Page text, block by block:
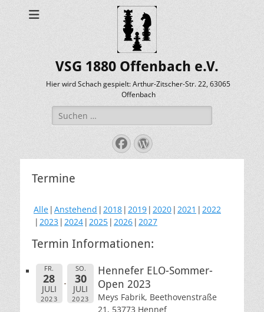
VSG 1880 Offenbach e.V.
Hier wird Schach gespielt: Arthur-Zitscher-Str. 22, 63065
Offenbach
Suche
nach:
Facebook
WordPress
Termine
Alle Anstehend 2018 2019 2020 2021
2022
2023 2024 2025 2026 2027
Termin Informationen:
FR.
28
JULI
2023
SO.
30
JULI
2023
Hennefer ELO-Sommer-
Open 2023
Meys Fabrik, Beethovenstraße
21, 53773 Hennef